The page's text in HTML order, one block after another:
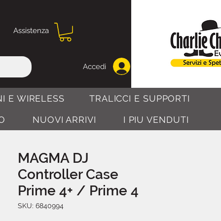
Assistenza
Accedi
E WIRELESS TRALICCI E SUPPORTI
NUOVI ARRIVI I PIU VENDUTI
MAGMA DJ
Controller Case
Prime 4+ / Prime 4
SKU: 6840994